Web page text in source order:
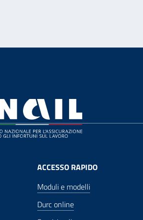
ACCESSO RAPIDO
Moduli e modelli
Durc online